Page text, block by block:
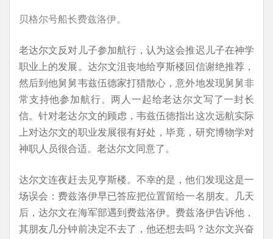
贝格尔号船长费兹洛伊。
老达尔文反对儿子参加航行，认为这会推迟儿子在神学
职业上的发展。达尔文沮丧地给亨斯楼回信谢绝推荐，
然后到他舅舅韦兹伍德家打猎散心，意外地发现舅舅非
常支持他参加航行。两人一起给老达尔文写了一封长
信。针对老达尔文的顾虑，韦兹伍德指出这次远航实际
上对达尔文的职业发展很有好处，毕竟，研究博物学对
神职人员很合适。老达尔文同意了。
达尔文连夜赶去见亨斯楼。不幸的是，他们发现这是一
场误会：费兹洛伊早已答应把位置留给一名朋友。几天
后，达尔文在海军部遇到费兹洛伊。费兹洛伊告诉他，
其朋友几分钟前决定不去了，他还想去吗？达尔文兴奋